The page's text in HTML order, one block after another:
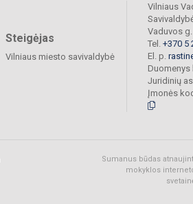
Steigėjas
Vilniaus miesto savivaldybė
Vilniaus
Vaduvos
Tel. +370 5
El. p.
Juridinių
Įmonės
Sumanus būdas
mokyklos